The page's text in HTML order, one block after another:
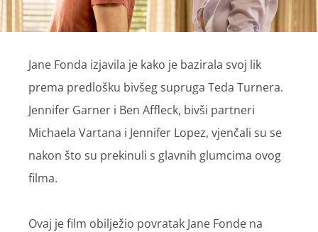
Jane Fonda izjavila je kako je bazirala svoj lik
prema predlošku bivšeg supruga Teda Turnera.
Jennifer Garner i Ben Affleck, bivši partneri
Michaela Vartana i Jennifer Lopez, vjenčali su se
nakon što su prekinuli s glavnih glumcima ovog
filma.
Ovaj je film obilježio povratak Jane Fonde na